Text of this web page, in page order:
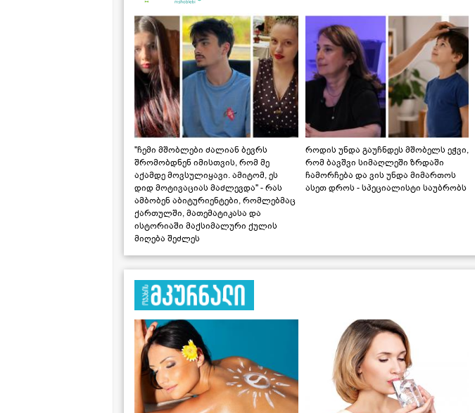
"ჩემი მშობლები ძალიან ბევრს
შრომობდნენ იმისთვის, რომ მე
აქამდე მოვსულიყავი. ამიტომ, ეს
დიდ მოტივაციას მაძლევდა" - რას
ამბობენ აბიტურიენტები, რომლებმაც
ქართულში, მათემატიკასა და
ისტორიაში მაქსიმალური ქულის
მიღება შეძლეს
როდის უნდა გაუჩნდეს მშობელს ეჭვი,
რომ ბავშვი სიმაღლეში ზრდაში
ჩამორჩება და ვის უნდა მიმართოს
ასეთ დროს - სპეციალისტი საუბრობს